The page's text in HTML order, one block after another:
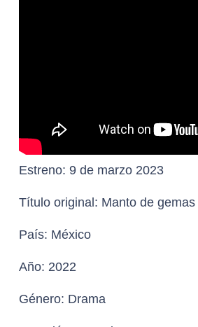
Estreno: 9 de marzo 2023
Título original: Manto de
País: México
Año: 2022
Género: Drama